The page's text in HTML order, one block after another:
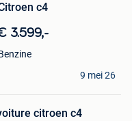
c4
3.599,-
9 mei 26
citroen c4